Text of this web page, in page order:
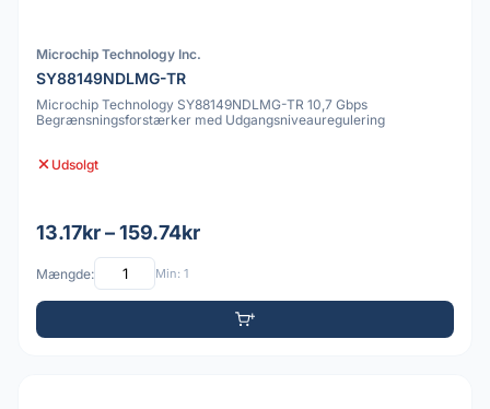
Microchip Technology Inc.
SY88149NDLMG-TR
Microchip Technology SY88149NDLMG-TR 10,7 Gbps
Begrænsningsforstærker med Udgangsniveauregulering
Udsolgt
13.17kr – 159.74kr
Mængde: Min: 1